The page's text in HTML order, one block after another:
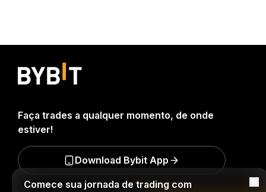
Faça trades a qualquer momento, de onde
estiver!
Download Bybit App
Comece sua jornada de trading com